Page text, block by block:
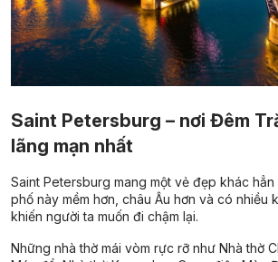
Saint Petersburg – nơi Đêm
lãng mạn nhất
Saint Petersburg mang một vẻ đẹp khác
phố này mềm hơn, châu Âu hơn và có nhiều
khiến người ta muốn đi chậm lại.
Những nhà thờ mái vòm rực rỡ như Nhà thờ